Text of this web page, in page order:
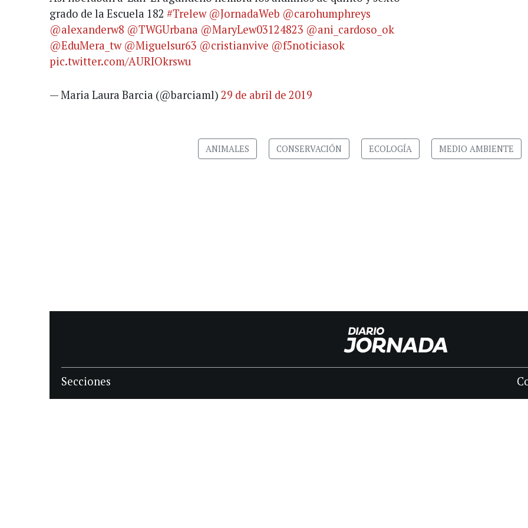
grado de la Escuela 182 #Trelew @JornadaWeb @carohumphreys
@alexanderw8 @TWGUrbana @MaryLew03124823 @ani_cardoso_ok
@EduMera_tw @Miguelsur63 @cristianvive @f5noticiasok
pic.twitter.com/AURIOkrswu
— Maria Laura Barcia (@barciaml) 29 de abril de 2019
ANIMALES CONSERVACIÓN ECOLOGÍA MEDIO AMBIENTE
Secciones